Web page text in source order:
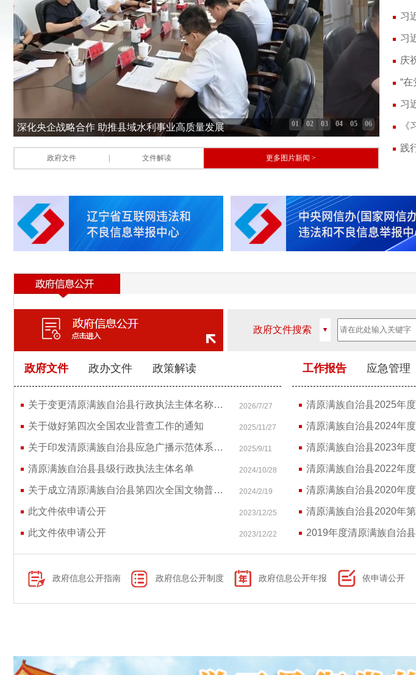
政府文件 文件解读 更多图片新闻 >
习
习
践
政府文件 政办文件 政策解读
关于变更清原满族自治县行政执法主体名称的通知 2026/7/27
关于做好第四次全国农业普查工作的通知 2025/11/27
关于印发清原满族自治县应急广播示范体系运行管理暂行办法的通知 2025/9/11
清原满族自治县县级行政执法主体名单 2024/10/28
关于成立清原满族自治县第四次全国文物普查领导小组的通知 2024/2/19
此文件依申请公开 2023/12/25
此文件依申请公开 2023/12/22
工作报告 应急管理
清原满族自治县2025年
清原满族自治县2024年
清原满族自治县2023年
清原满族自治县2022年
清原满族自治县2020年
2019年度清原满族自治
政府信息公开指南 政府信息公开制度 政府信息公开年报 依申请公开